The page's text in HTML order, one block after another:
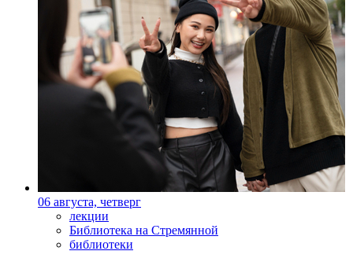
06 августа, четверг
лекции
Библиотека на Стремянной
библиотеки